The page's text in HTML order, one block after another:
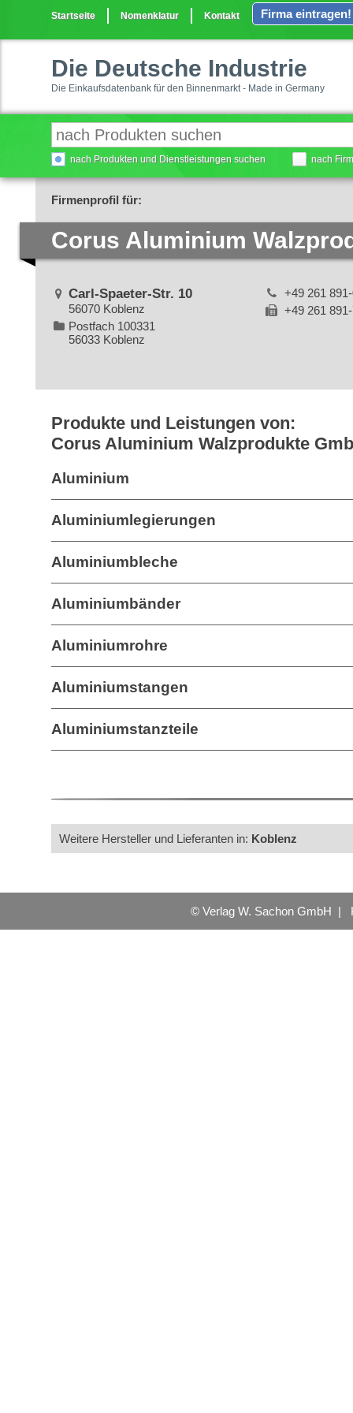
Startseite Nomenklatur Kontakt Firma eintragen!
Die Deutsche Industrie
Die Einkaufsdatenbank für den Binnenmarkt - Made in Germany
nach Produkten und Dienstleistungen suchen nach
Firmenprofil für:
Corus Aluminium
Carl-Spaeter-Str. 10
56070 Koblenz
Postfach 100331
56033 Koblenz
+49 261
+49 261
Produkte und Leistungen von:
Corus Aluminium Walzprodukte
Aluminium
Aluminiumlegierungen
Aluminiumbleche
Aluminiumbänder
Aluminiumrohre
Aluminiumstangen
Aluminiumstanzteile
Weitere Hersteller und Lieferanten in: Koblenz
© Verlag W. Sachon GmbH |